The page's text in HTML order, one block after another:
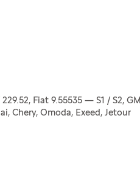
229.52, Fiat 9.55535 — S1 / S2,
Chery, Omoda, Exeed, Jetour